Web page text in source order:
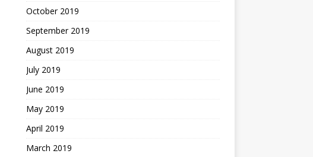
October 2019
September 2019
August 2019
July 2019
June 2019
May 2019
April 2019
March 2019